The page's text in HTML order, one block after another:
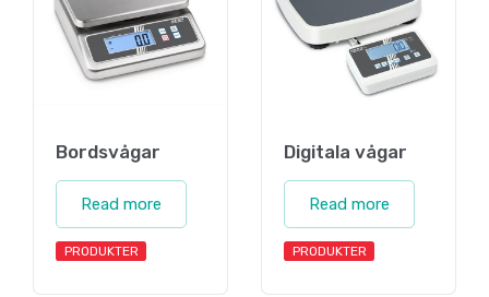
Bordsvågar
Read more
PRODUKTER
Digitala vågar
Read more
PRODUKTER